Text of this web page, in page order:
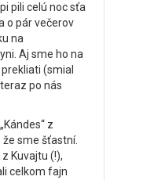
pili celú noc sťa
o pár večerov
na
Aj sme ho na
(smial
po nás
„Kándes“ z
že sme šťastní.
Kuvajtu (!),
celkom fajn